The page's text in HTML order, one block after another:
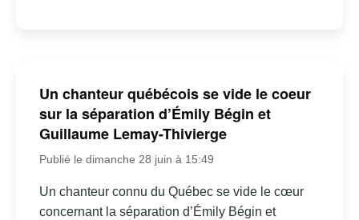
Un chanteur québécois se vide le coeur
sur la séparation d’Émily Bégin et
Guillaume Lemay-Thivierge
Publié le dimanche 28 juin à 15:49
Un chanteur connu du Québec se vide le cœur
concernant la séparation d’Émily Bégin et